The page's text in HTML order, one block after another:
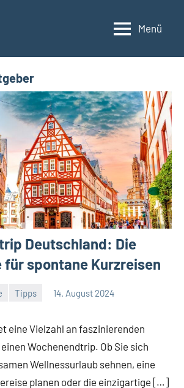
Menü
Deutschland: Die
für spontane Kurzreisen
Tipps 14. August 2024
eine Vielzahl an faszinierenden
Wochenendtrip. Ob Sie sich
Wellnessurlaub sehnen, eine
planen oder die einzigartige […]